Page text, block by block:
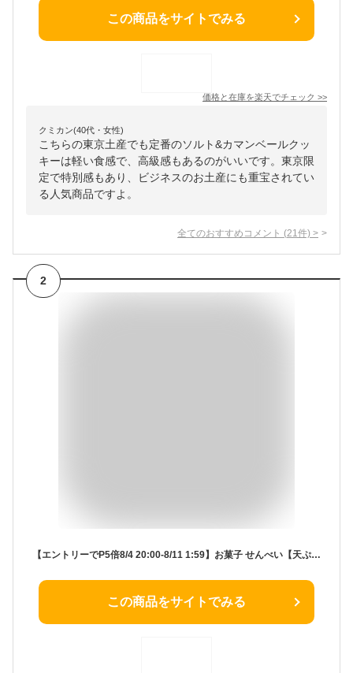
この商品をサイトでみる
価格と在庫を楽天でチェック >>
クミカン(40代・女性)
こちらの東京土産でも定番のソルト&カマンベールクッ
キーは軽い食感で、高級感もあるのがいいです。東京限
定で特別感もあり、ビジネスのお土産にも重宝されてい
る人気商品ですよ。
全てのおすすめコメント (21 件) >
2
【エントリーでP5倍8/4 20:00-8/11 1:59】お菓子 せんべい【天ぷらせんべい12枚入】 築地ちとせ 和菓子 焼き菓子 煎餅 ギフト 個包装 内祝い お祝い お祝い返し 出産祝い 結婚祝い お礼 職場 退職 菓子折り ご挨拶 香典返し 快気祝い 人気 東京土産 夏ギフト 暑中見舞い
この商品をサイトでみる